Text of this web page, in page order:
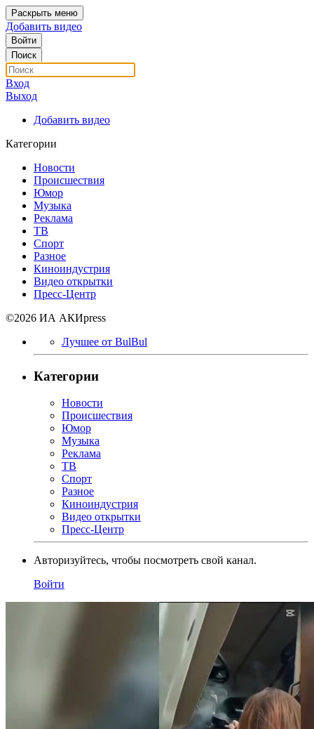
Раскрыть меню
Добавить видео
Войти
Поиск
Вход
Выход
Добавить видео
Категории
Новости
Происшествия
Юмор
Музыка
Реклама
ТВ
Спорт
Разное
Киноиндустрия
Видео открытки
Пресс-Центр
©2026 ИА АКИpress
Лучшее от BulBul
Категории
Новости
Происшествия
Юмор
Музыка
Реклама
ТВ
Спорт
Разное
Киноиндустрия
Видео открытки
Пресс-Центр
Авторизуйтесь, чтобы посмотреть свой канал.
Войти